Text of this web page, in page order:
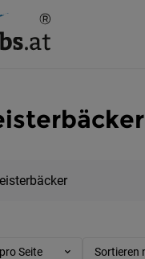
Seite Sortieren